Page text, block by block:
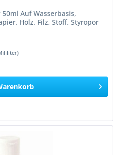
Auf Wasserbasis,
Holz, Filz, Stoff, Styropor